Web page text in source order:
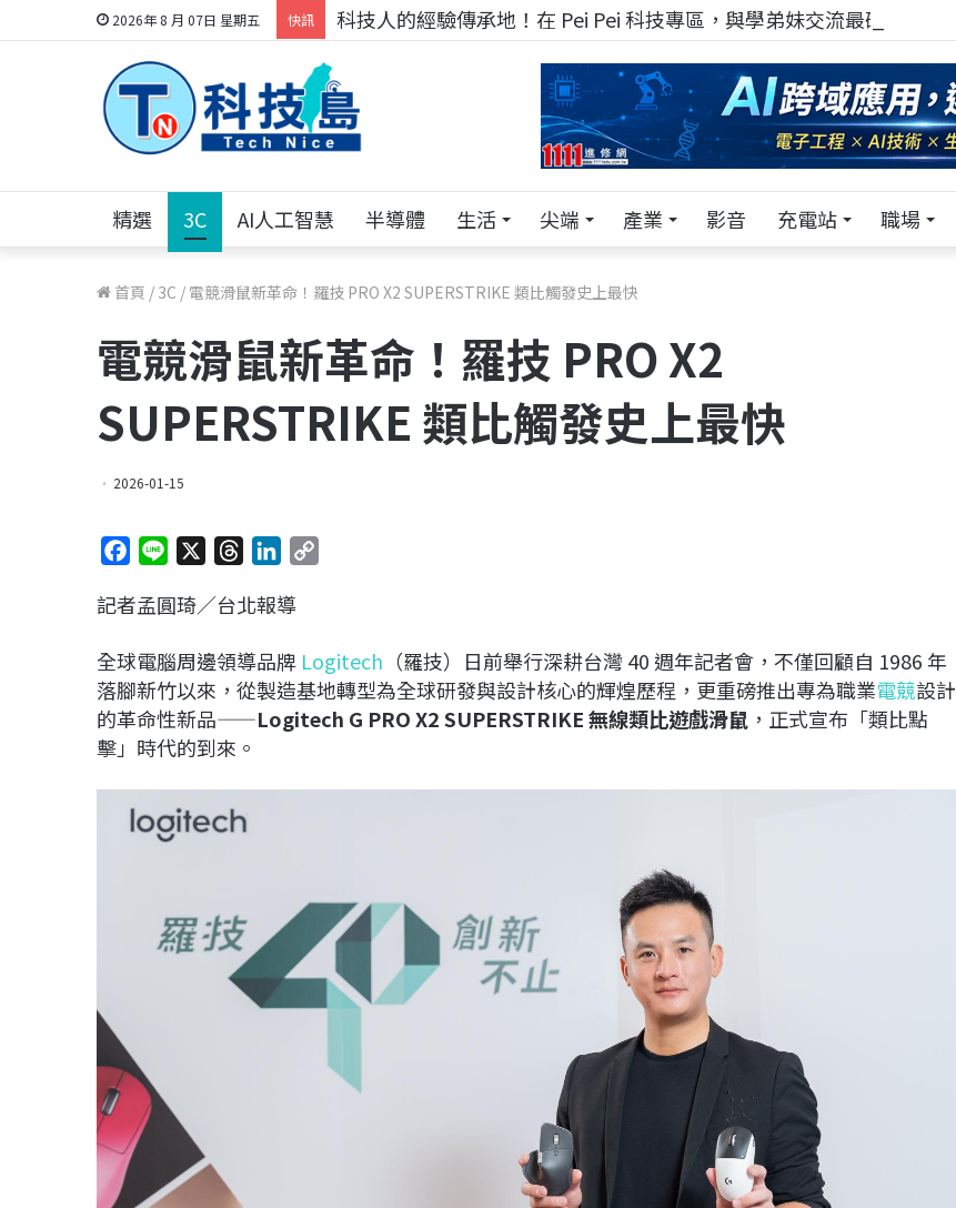
2026年 8 月 07日 星期五 快訊 科技人的經驗傳承地！在 Pei Pei 科技專區，與學弟妹交流最硬核的技術
精選 3C AI人工智慧 半導體 生活 尖端 產業 影音 充電站 職場
首頁 / 3C / 電競滑鼠新革命！羅技 PRO X2 SUPERSTRIKE 類比觸發史上最快
電競滑鼠新革命！羅技 PRO X2
SUPERSTRIKE 類比觸發史上最快
2026-01-15
c
b
o
o
k
n
r
a
d
s
n
e
d
I
L
i
n
記者孟圓琦／台北報導
全球電腦周邊領導品牌 Logitech （羅技）日前舉行深耕台灣 40 週年記者會，不僅回顧自 1986 年
落腳新竹以來，從製造基地轉型為全球研發與設計核心的輝煌歷程，更重磅推出專為職業電競設計
的革命性新品——Logitech G PRO X2 SUPERSTRIKE無線類比遊戲滑鼠 ，正式宣布「類比點
擊」時代的到來。